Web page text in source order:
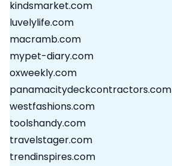
kindsmarket.com
luvelylife.com
macramb.com
mypet-diary.com
oxweekly.com
panamacitydeckcontractors.com
westfashions.com
toolshandy.com
travelstager.com
trendinspires.com